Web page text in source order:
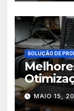
SOLUÇÃO DE
deMAIO 15,